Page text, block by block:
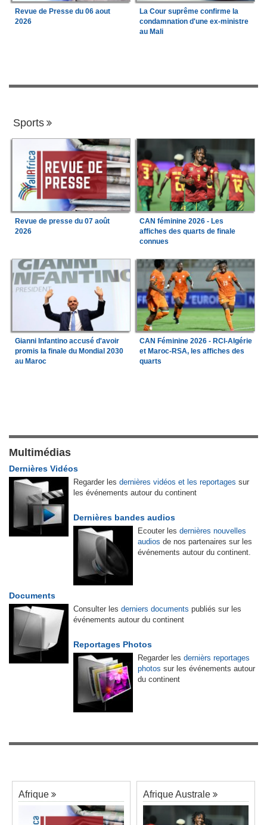
Revue de Presse du 06 aout
2026
La Cour suprême confirme la
condamnation d'une ex-ministre
au Mali
Sports
Revue de presse du 07 août
2026
CAN féminine 2026 - Les
affiches des quarts de finale
connues
Gianni Infantino accusé d'avoir
promis la finale du Mondial 2030
au Maroc
CAN Féminine 2026 - RCI-Algérie
et Maroc-RSA, les affiches des
quarts
Multimédias
Dernières Vidéos
Regarder les dernières vidéos et les reportages sur
les événements autour du continent
Dernières bandes audios
Ecouter les dernières nouvelles
audios de nos partenaires sur les
événements autour du continent.
Documents
Consulter les derniers documents publiés sur les
événements autour du continent
Reportages Photos
Regarder les dernièrs reportages
photos sur les événements autour
du continent
Afrique Afrique Australe